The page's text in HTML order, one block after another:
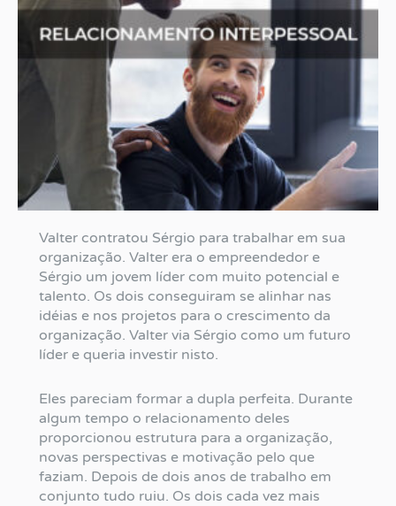
Valter contratou Sérgio para trabalhar em sua
organização. Valter era o empreendedor e
Sérgio um jovem líder com muito potencial e
talento. Os dois conseguiram se alinhar nas
idéias e nos projetos para o crescimento da
organização. Valter via Sérgio como um futuro
líder e queria investir nisto.
Eles pareciam formar a dupla perfeita. Durante
algum tempo o relacionamento deles
proporcionou estrutura para a organização,
novas perspectivas e motivação pelo que
faziam. Depois de dois anos de trabalho em
conjunto tudo ruiu. Os dois cada vez mais